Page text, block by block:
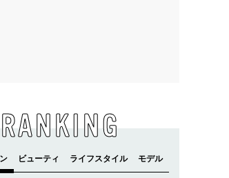
RANKING